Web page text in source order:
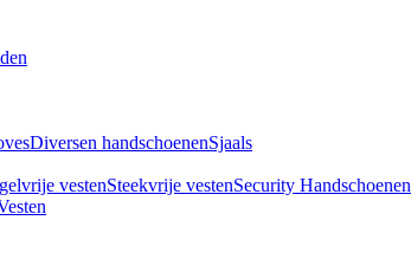
Diversen handschoenenSjaals
vestenSteekvrije vestenSecurity Handschoenen